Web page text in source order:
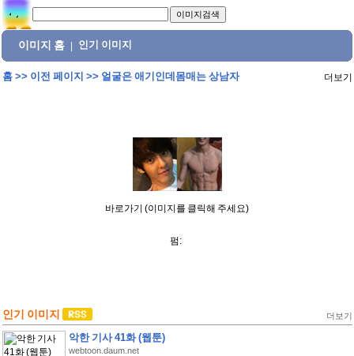
이미지 홈 인기 이미지
홈>> 이전 페이지 >> 얼굴은 애기인데몸매는 상남자 더보기
바로가기 (이미지를 클릭해 주세요)
펌:
인기 이미지 더보기
악한 기사 41화 (웹툰)
webtoon.daum.net